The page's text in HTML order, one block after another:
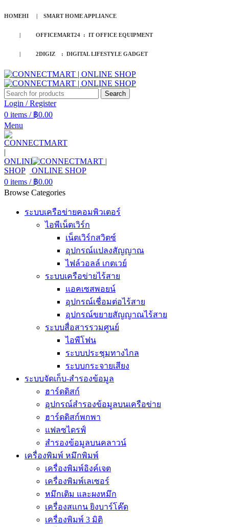
HOMEHI | SMART HOME APPLIANCE
| OFFICEMART24 : IT OFFICE EQUIPMENT
| 2DIGIZ : DIGITAL LIFESTYLE GADGET
Search
Login / Register
0 items / ฿0.00
Menu
0 items / ฿0.00
Browse Categories
ระบบเครือข่ายคอมพิวเตอร์
ไอพีเน็ตเวิร์ก
เน็ตเวิร์กสวิตซ์
อุปกรณ์แปลงสัญญาณ
ไฟล์วอลล์ เกตเวย์
ระบบเครือข่ายไร้สาย
แอคเซสพอยน์
อุปกรณ์เชื่อมต่อไร้สาย
อุปกรณ์ขยายสัญญาณไร้สาย
ระบบสื่อสารรวมศูนย์
ไอพีโฟน
ระบบประชุมทางไกล
ระบบกระจายเสียง
ระบบจัดเก็บ-สำรองข้อมูล
ฮาร์ดดิสก์
อุปกรณ์สำรองข้อมูลบนเครือข่าย
ฮาร์ดดิสก์พกพา
แฟลซไดรฟ์
สำรองข้อมูลบนคลาวน์
เครื่องพิมพ์ หมึกพิมพ์
เครื่องพิมพ์อิงค์เจต
เครื่องพิมพ์เลเซอร์
หมึกเติม และผงหมึก
เครื่องสแกน ยิงบาร์โค๊ด
เครื่องพิมพ์ 3 มิติ